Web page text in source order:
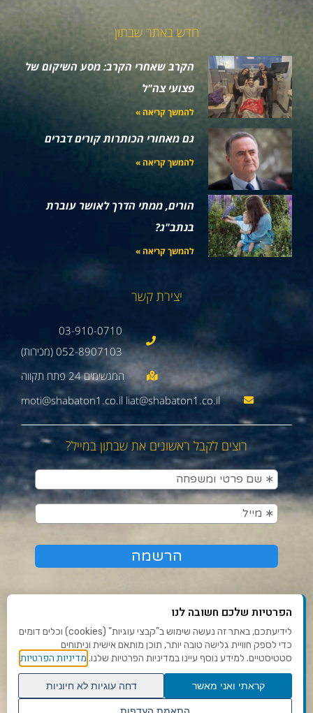
חדש באתר שבתון
הקרב שאחרי הקרב: מסע השיקום של
פצועי צה"ל
להמשך קריאה »
גם מאחורי הכותרות קורים דברים
להמשך קריאה »
הורים, ממתי הדרך לאושר עוברת
בנתב"ג?
להמשך קריאה »
יצירת קשר
03-910-0710
052-8907103 (מכירות)
moti@shabaton1.co.il liat@shabaton1.co.il
רוצים לקבל ראשונים את שבתון במייל?
תנאי שימוש ומדיניות פרטיות
פנו אלינו
הצהרת נגישות
הפרטיות שלכם חשובה לנו
לידיעתכם, באתר זה נעשה שימוש ב"קבצי עוגיות" (cookies) וכלים דומים
כדי לספק חוויית גלישה טובה יותר, תוכן מותאם אישית וניתוחים
סטטיסטיים. למידע נוסף עיינו במדיניות הפרטיות שלנו. מדיניות הפרטיות
קראתי ואני מאשר
דחה עוגיות לא חיוניות